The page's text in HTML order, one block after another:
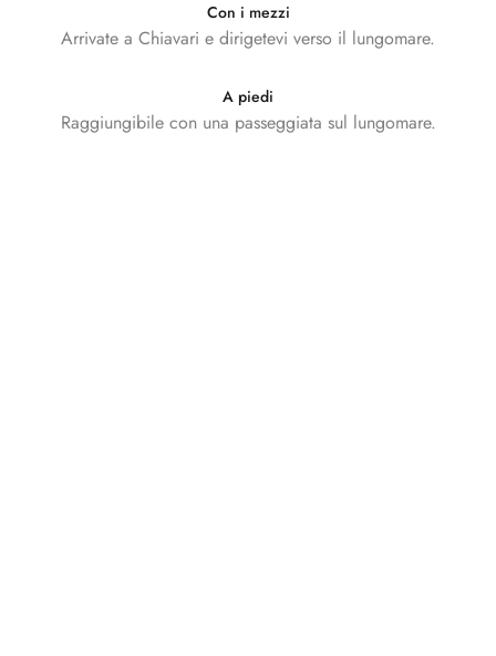
Con i mezzi
Arrivate a Chiavari e dirigetevi verso il lungomare.
A piedi
Raggiungibile con una passeggiata sul lungomare.